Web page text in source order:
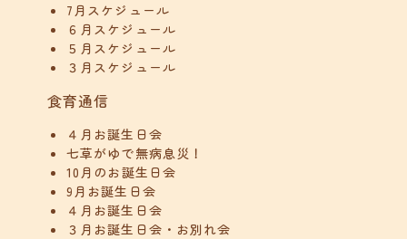
7月スケジュール
６月スケジュール
５月スケジュール
３月スケジュール
食育通信
４月お誕生日会
七草がゆで無病息災！
10月のお誕生日会
9月お誕生日会
４月お誕生日会
３月お誕生日会・お別れ会